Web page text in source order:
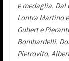
e medaglia. Dal
Lontra Martino
Gubert e
Bombardelli.
Pietrovito,